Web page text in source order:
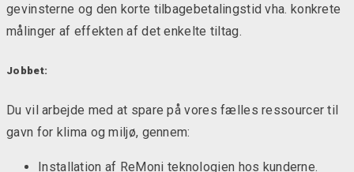
gevinsterne og den korte tilbagebetalingstid vha. konkrete
målinger af effekten af det enkelte tiltag.
Jobbet:
Du vil arbejde med at spare på vores fælles ressourcer til
gavn for klima og miljø, gennem:
Installation af ReMoni teknologien hos kunderne.